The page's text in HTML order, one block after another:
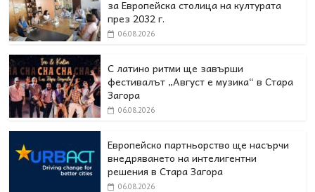
за Европейска столица на културата
през 2032 г.
06.08.2026
С латино ритми ще завърши
фестивалът „Август е музика“ в Стара
Загора
06.08.2026
Европейско партньорство ще насърчи
внедряването на интелигентни
решения в Стара Загора
06.08.2026